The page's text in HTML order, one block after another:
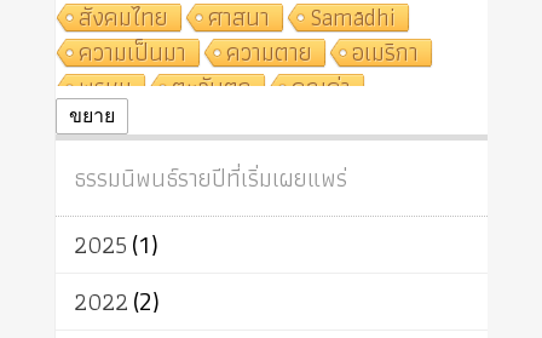
สังคมไทย
ศาสนา
Samādhi
ความเป็นมา
ความตาย
อเมริกา
พรหม
ตะวันตก
คุณค่า
ปฏิจจสมุปบาท
ศาสนาประจำชาติ
อินเดีย
ผู้บริโภค
ธรรมาธิปไตย
จักร
การแยกรัฐกับศาสนา
ธรรมชาติ
เทคโนโลยี
สิทธิ
พุทธบริษัท
ขยาย
ธรรมนิพนธ์รายปีที่เริ่มเผยแพร่
2025(1)
2022(2)